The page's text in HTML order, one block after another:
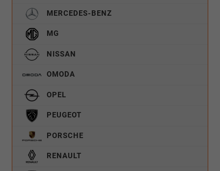
MERCEDES-BENZ
MG
NISSAN
OMODA
OPEL
PEUGEOT
PORSCHE
RENAULT